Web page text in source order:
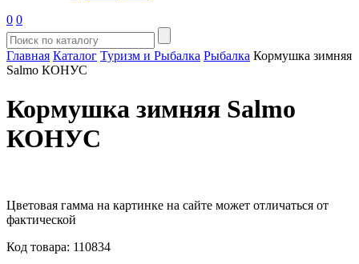
0 0
Главная Каталог Туризм и Рыбалка Рыбалка Кормушка зимняя
Salmo КОНУС
Кормушка зимняя Salmo
КОНУС
Цветовая гамма на картинке на сайте может отличаться от
фактической
Код товара: 110834